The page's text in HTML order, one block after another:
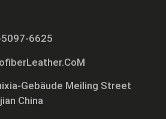
6625
Gebäude Meiling Street
China
Português
日本語
Русский
Tiếng Việt